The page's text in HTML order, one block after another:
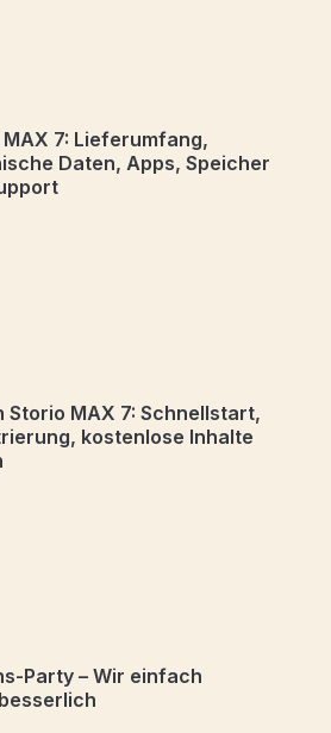
7: Lieferumfang,
Daten, Apps, Speicher
Storio MAX 7: Schnellstart,
kostenlose Inhalte
Party – Wir einfach